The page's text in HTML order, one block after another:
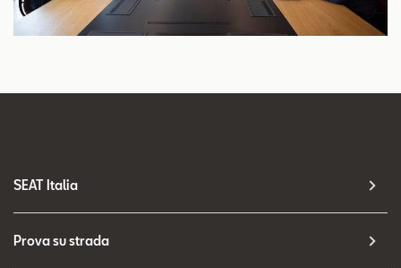
SEAT Italia
Prova su strada